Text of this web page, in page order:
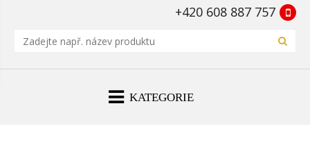
+420 608 887 757
KATEGORIE